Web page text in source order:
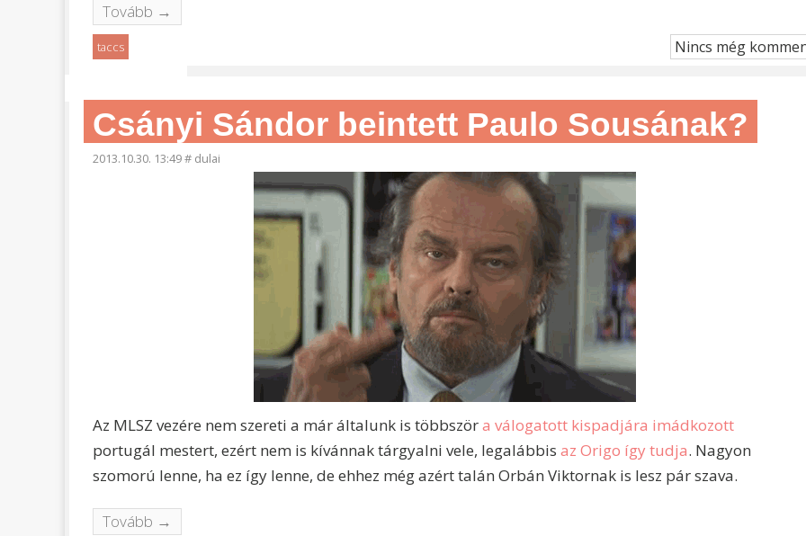
Tovább →
taccs Nincs még
Csányi Sándor beintett Paulo Sousának?
2013.10.30. 13:49# dulai
Az MLSZ vezére nem szereti a már általunk is többszöra válogatott kispadjára imádkozott
portugál mestert, ezért nem is kívánnak tárgyalni vele, legalábbis az Origo így tudja. Nagyon
szomorú lenne, ha ez így lenne, de ehhez még azért talán Orbán Viktornak is lesz pár szava.
Tovább →